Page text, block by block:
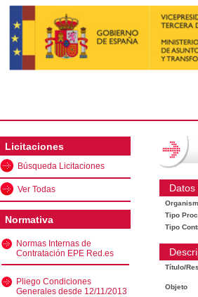
Licitaciones
Búsqueda Licitaciones
Ver Todas
Normativa
Normas Internas de
Contratación EPE Red.es
Pliego Condiciones
Generales desde 12/11/2013
Tipo
Tipo
Título/
Objeto